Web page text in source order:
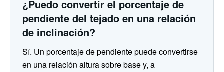
¿Puedo convertir el porcentaje de
pendiente del tejado en una relación
de inclinación?
Sí. Un porcentaje de pendiente puede convertirse
en una relación altura sobre base y, a